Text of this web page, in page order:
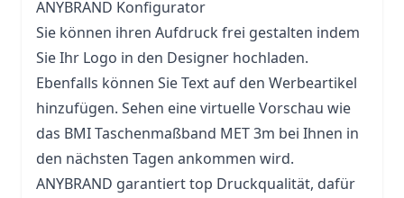
ANYBRAND Konfigurator
Sie können ihren Aufdruck frei gestalten indem
Sie Ihr Logo in den Designer hochladen.
Ebenfalls können Sie Text auf den Werbeartikel
hinzufügen. Sehen eine virtuelle Vorschau wie
das BMI Taschenmaßband MET 3m bei Ihnen in
den nächsten Tagen ankommen wird.
ANYBRAND garantiert top Druckqualität, dafür